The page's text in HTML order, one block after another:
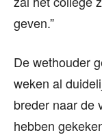
geven.”
De wethouder
weken al
breder naar de
hebben